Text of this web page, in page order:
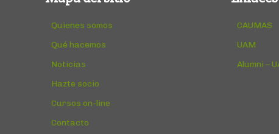
Quienes somos
Qué hacemos
Noticias
Hazte socio
Cursos on-line
Contacto
CAUMAS
UAM
Alumni –